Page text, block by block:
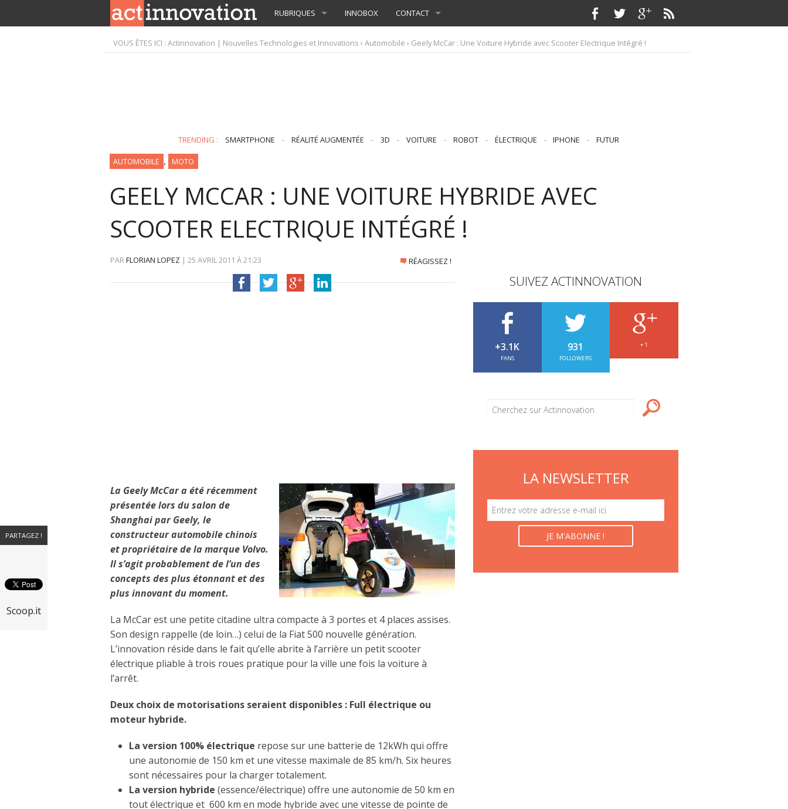
RUBRIQUES INNOBOX CONTACT
VOUS ÊTES ICI :Actinnovation | Nouvelles Technologies et Innovations ›Automobile › Geely McCar : Une Voiture Hybride avec Scooter Electrique Intégré !
TRENDING : SMARTPHONE - RÉALITÉ AUGMENTÉE - 3D - VOITURE - ROBOT - ÉLECTRIQUE - IPHONE - FUTUR
AUTOMOBILE , MOTO
GEELY MCCAR : UNE VOITURE HYBRIDE AVEC
SCOOTER ELECTRIQUE INTÉGRÉ !
PARFLORIAN LOPEZ | 25 AVRIL 2011 À21:23 RÉAGISSEZ !
La Geely McCar a été récemment
présentée lors du salon de
Shanghai par Geely, le
constructeur automobile chinois
et propriétaire de la marque Volvo.
Il s’agit probablement de l’un des
concepts des plus étonnant et des
plus innovant du moment.
La McCar est une petite citadine ultra compacte à 3 portes et 4 places assises.
Son design rappelle (de loin…) celui de la Fiat 500 nouvelle génération.
L’innovation réside dans le fait qu’elle abrite à l’arrière un petit scooter
électrique pliable à trois roues pratique pour la ville une fois la voiture à
l’arrêt.
Deux choix de motorisations seraient disponibles : Full électrique ou
moteur hybride.
La version 100% électrique repose sur une batterie de 12kWh qui offre
une autonomie de 150 km et une vitesse maximale de 85 km/h. Six heures
sont nécessaires pour la charger totalement.
La version hybride (essence/électrique) offre une autonomie de 50 km en
tout électrique et 600 km en mode hybride avec une vitesse de pointe de
SUIVEZ ACTINNOVATION
+3.1K
FANS
931
FOLLOWERS
+ 1
LA NEWSLETTER
PARTAGEZ !
Scoop.it